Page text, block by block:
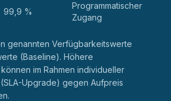
99,9 %
Programmatischer
Zugang
genannten Verfügbarkeitswerte
(Baseline). Höhere
im Rahmen individueller
Upgrade) gegen Aufpreis